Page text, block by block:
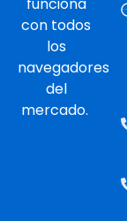
con todos
los
navegadores
del
mercado.